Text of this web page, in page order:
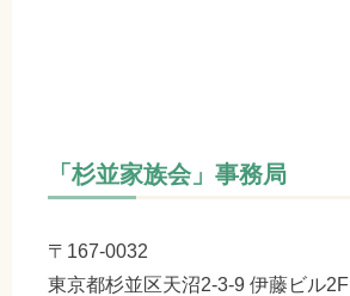
「杉並家族会」事務局
〒167-0032
東京都杉並区天沼2-3-9 伊藤ビル2F